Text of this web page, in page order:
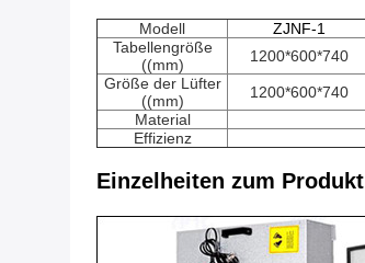
Modell ZJNF-1
Tabellengröße
((mm)
1200*600*740
Größe der Lüfter
((mm)
1200*600*740
Material
Effizienz
Einzelheiten zum Produkt